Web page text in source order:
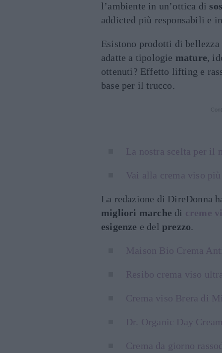
l’ambiente in un’ottica di
addicted più responsabili e
Esistono prodotti di
adatte a tipologie mature,
ottenuti? Effetto lifting e
base per il trucco.
La nostra scelta per il
Vai alla crema viso
La redazione di DireDonna
migliori marche di creme
esigenze e delprezzo.
Maison Bio Crema
Resibo crema viso
Crema viso Brera di
Dr. Organic Day
Crema da giorno